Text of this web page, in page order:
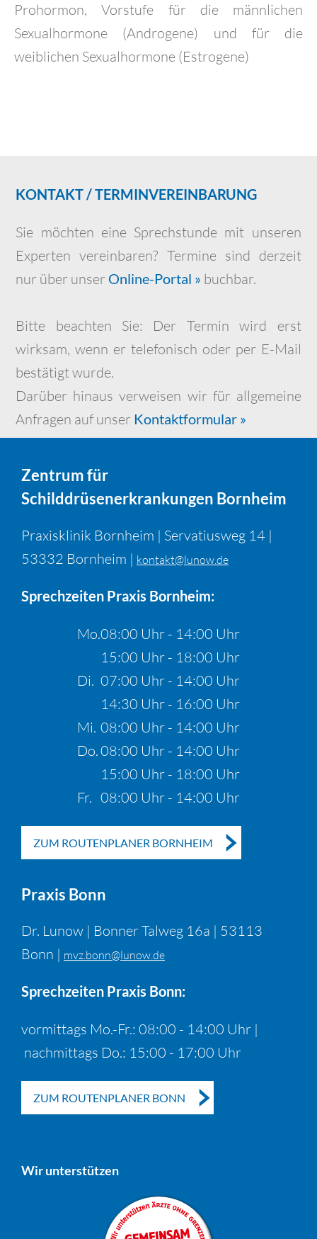
Prohormon, Vorstufe für die männlichen
Sexualhormone (Androgene) und für die
weiblichen Sexualhormone (Estrogene)
KONTAKT / TERMINVEREINBARUNG
Sie möchten eine Sprechstunde mit unseren
Experten vereinbaren? Termine sind derzeit
nur über unser Online-Portal » buchbar.
Bitte beachten Sie: Der Termin wird erst
wirksam, wenn er telefonisch oder per E-Mail
bestätigt wurde.
Darüber hinaus verweisen wir für allgemeine
Anfragen auf unser Kontaktformular »
Zentrum für
Schilddrüsenerkrankungen Bornheim
Praxisklinik Bornheim | Servatiusweg 14 |
53332 Bornheim | kontakt@lunow.de
Sprechzeiten Praxis Bornheim:
Mo.08:00 Uhr - 14:00 Uhr
15:00 Uhr - 18:00 Uhr
Di. 07:00 Uhr - 14:00 Uhr
14:30 Uhr - 16:00 Uhr
Mi. 08:00 Uhr - 14:00 Uhr
Do.08:00 Uhr - 14:00 Uhr
15:00 Uhr - 18:00 Uhr
Fr. 08:00 Uhr - 14:00 Uhr
ZUM ROUTENPLANER BORNHEIM
Praxis Bonn
Dr. Lunow | Bonner Talweg 16a | 53113
Bonn | mvz.bonn@lunow.de
Sprechzeiten Praxis Bonn:
vormittags Mo.-Fr.: 08:00 - 14:00 Uhr |
nachmittags Do.: 15:00 - 17:00 Uhr
ZUM ROUTENPLANER BONN
Wir unterstützen